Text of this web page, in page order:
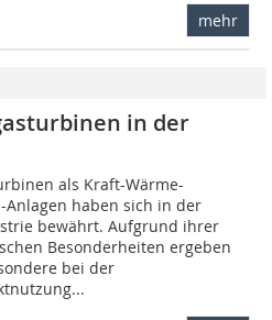
mehr
in der
als Kraft-Wärme-
Anlagen haben sich in der
bewährt. Aufgrund ihrer
Besonderheiten ergeben
bei der